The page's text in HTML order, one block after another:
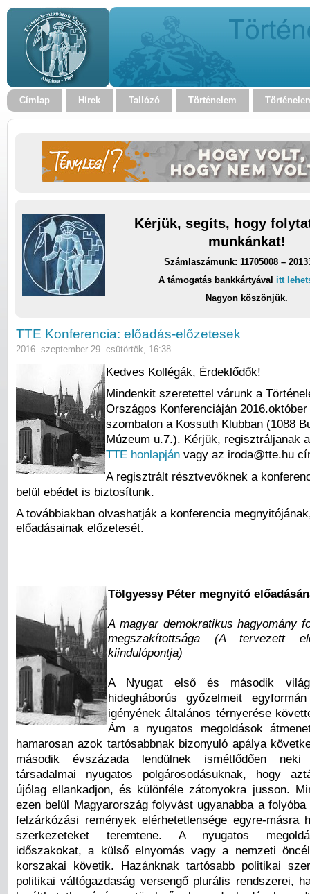
Címlap Hírek Tallózó Történelem
Kérjük, segíts, hogy
munkánkat!
Számlaszámunk: 11705008 –
A támogatás bankkártyával itt
Nagyon köszönjük.
TTE Konferencia: előadás-előzetesek
2016. szeptember 29. csütörtök, 16:38
Kedves Kollégák, Érdeklődők!
Mindenkit szeretettel várunk a
Országos Konferenciáján 2016.október
szombaton a Kossuth Klubban (1088
Múzeum u.7.). Kérjük, regisztráljanak
TTE honlapján vagy az iroda@tte.hu
A regisztrált résztvevőknek a
belül ebédet is biztosítunk.
A továbbiakban olvashatják a konferencia
előadásainak előzetesét.
Tölgyessy Péter megnyitó
A magyar demokratikus hagyomány
megszakítottsága (A tervezett
kiindulópontja)
A Nyugat első és második
hidegháborús győzelmeit
igényének általános térnyerése
Ám a nyugatos megoldások
hamarosan azok tartósabbnak bizonyuló apálya
második évszázada lendülnek ismétlődően neki
társadalmai nyugatos polgárosodásuknak, hogy
újólag ellankadjon, és különféle zátonyokra jusson.
ezen belül Magyarország folyvást ugyanabba a
felzárkózási remények elérhetetlensége egyre-másra
szerkezeteket teremtene. A nyugatos
időszakokat, a külső elnyomás vagy a nemzeti
korszakai követik. Hazánknak tartósabb politikai
politikai váltógazdaság versengő plurális rendszerei,